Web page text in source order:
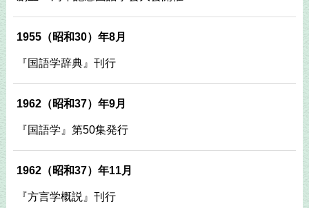
1955（昭和30）年8月
『国語学辞典』刊行
1962（昭和37）年9月
『国語学』第50集発行
1962（昭和37）年11月
『方言学概説』刊行